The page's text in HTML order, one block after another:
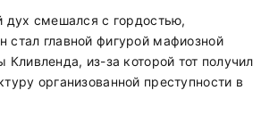
дух смешался с гордостью,
главной фигурой мафиозной
из-за которой тот получил
организованной преступности в